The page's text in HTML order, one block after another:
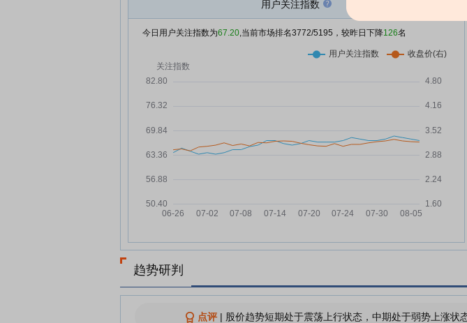
元，融资余额2.73亿元
元，融资余额2.73亿元
07-24
华泰股份：融资净偿还5575元，
07-23
元，融资余额2.72亿元
07-21
元，融资余额2.72亿元
07-17
元，融资余额2.73亿元
07-16
07-15
华泰股份：融资净偿还110.71万
元，融资余额2.69亿元
华泰股份
05-07
华泰股份:
所关于华
计划的法
05-07
华泰股份:
年年度股
华泰股份:
会计政策的
04-30
华泰股份:
华泰股份:
04-30
华泰股份:
考核委员
用户关注指数
今日用户关注指数为67.20,当前市场排名3772/5195，较昨日下降126名
趋势研判
点评| 股价趋势短期处于震荡上行状态，中期处于弱势上涨状